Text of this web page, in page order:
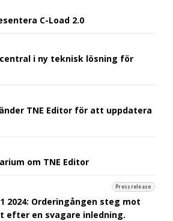
C-Load 2.0
i ny teknisk lösning för
TNE Editor för att uppdatera
om TNE Editor
Pressrelease
2024: Orderingången steg mot
efter en svagare inledning.